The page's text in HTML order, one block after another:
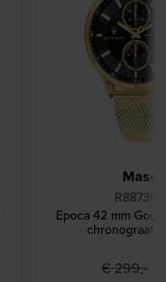
Epoca 42 mm
chronograaf
€ 299,-